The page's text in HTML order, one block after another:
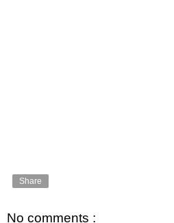
Share
No comments :